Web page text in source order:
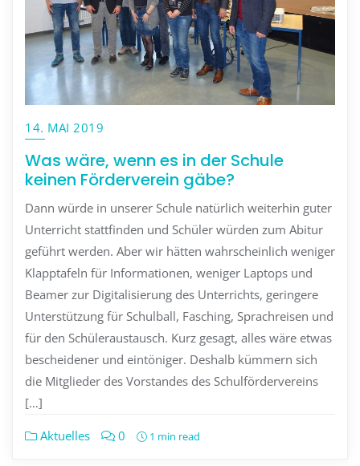
14. MAI 2019
Was wäre, wenn es in der Schule
keinen Förderverein gäbe?
Dann würde in unserer Schule natürlich weiterhin guter
Unterricht stattfinden und Schüler würden zum Abitur
geführt werden. Aber wir hätten wahrscheinlich weniger
Klapptafeln für Informationen, weniger Laptops und
Beamer zur Digitalisierung des Unterrichts, geringere
Unterstützung für Schulball, Fasching, Sprachreisen und
für den Schüleraustausch. Kurz gesagt, alles wäre etwas
bescheidener und eintöniger. Deshalb kümmern sich
die Mitglieder des Vorstandes des Schulfördervereins
[…]
Aktuelles 0 1 min read